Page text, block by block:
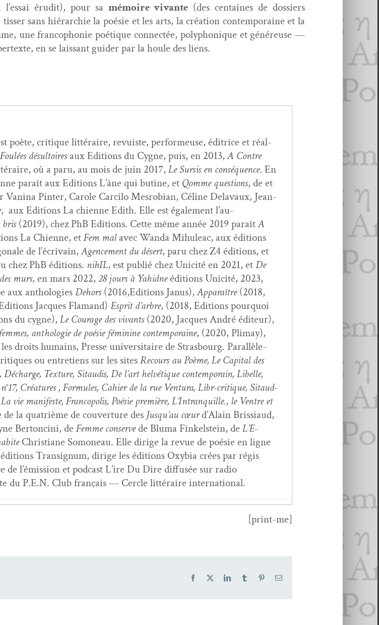
éru­dit), pour sa mémoire vivante (des cen­taines de dossiers
sans hiérar­chie la poésie et les arts, la créa­tion con­tem­po­raine et la
une fran­coph­o­nie poé­tique con­nec­tée, poly­phonique et généreuse —
en se lais­sant guider par la houle des liens.
poète, cri­tique lit­téraire, revuiste, per­formeuse, éditrice et réal­
Foulées désul­toiresaux Edi­tions du Cygne, puis, en 2013,A Con­tre
où a paru, au mois de juin 2017, Le Sur­sis en con­séquence. En
paraît aux Edi­tions L’âne qui butine, et Qomme ques­tions, de et
Van­i­na Pin­ter, Car­ole Car­ci­lo Mes­ro­bian, Céline Delavaux, Jean-
Edi­tions La chi­enne Edith. Elle est égale­ment l’au­
bris(2019), chez PhB Edi­tions. Cette même année 2019 paraîtA
La Chi­enne, etFem malavec Wan­da Mihuleac, aux édi­tions
de l’écrivain,Agence­ment du désert, paru chez Z4 édi­tions, et
chez PhB édi­tions. nihIL, est pub­lié chez Unic­ité en 2021, etDe
murs, en mars 2022, 28 jours à Yahidneédi­tions Unic­ité, 2023,
aux antholo­giesDehors(2016,Editions Janus),Appa­raître(2018,
Jacques Fla­mand) Esprit d’ar­bre, (2018, Edi­tions pourquoi
du cygne), Le Courage des vivants(2020, Jacques André édi­teur),
antholo­gie de poésie fémi­nine con­tem­po­raine, (2020, Pli­may),
droits humains, Presse uni­ver­si­taire de Stras­bourg. Par­al­lèle­
ou entre­tiens sur les sitesRecours au Poème, Le Cap­i­tal des
Tex­ture, Sitaud­is, De l’art helvé­tique con­tem­po­rain, Libelle,
n°17, Créa­tures , For­mules, Cahi­er de la rue Ven­tu­ra, Libr-cri­tique, Sitaud­
vie man­i­feste, Fran­copo­lis, Poésie pre­mière, L’Intranquille., le Ven­tre et
de la qua­trième de cou­ver­ture des Jusqu’au cœurd’Alain Bris­si­aud,
Bertonci­ni, deFemme con­servede Bluma Finkel­stein, deL’E­
Chris­tiane Somoneau. Elle dirige la revue de poésie en ligne
Tran­signum, dirige les édi­tions Oxy­bia crées par régis
l’émis­sion et pod­cast L’ire Du Dire dif­fusée sur radio
du P.E.N. Club français — Cer­cle lit­téraire international.
chez Denis Lavant
[print-me]
Facebook LinkedInTumblr PinterestEmail